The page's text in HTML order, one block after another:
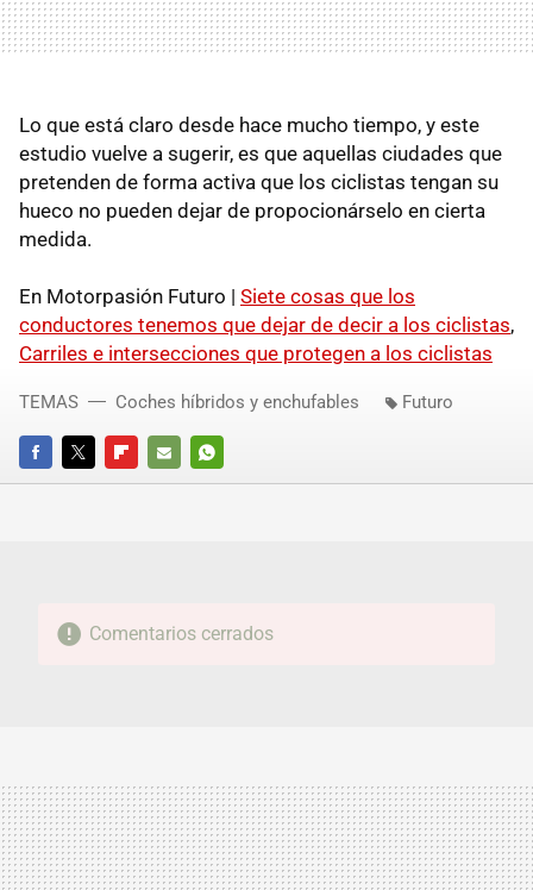
Lo que está claro desde hace mucho tiempo, y este
estudio vuelve a sugerir, es que aquellas ciudades que
pretenden de forma activa que los ciclistas tengan su
hueco no pueden dejar de propocionárselo en cierta
medida.
En Motorpasión Futuro | Siete cosas que los
conductores tenemos que dejar de decir a los ciclistas,
Carriles e intersecciones que protegen a los ciclistas
FACEBOOKTWITTERFLIPBOARD
E-
WHATSAPP
TEMAS Coches híbridos y enchufables Futuro
Comentarios cerrados